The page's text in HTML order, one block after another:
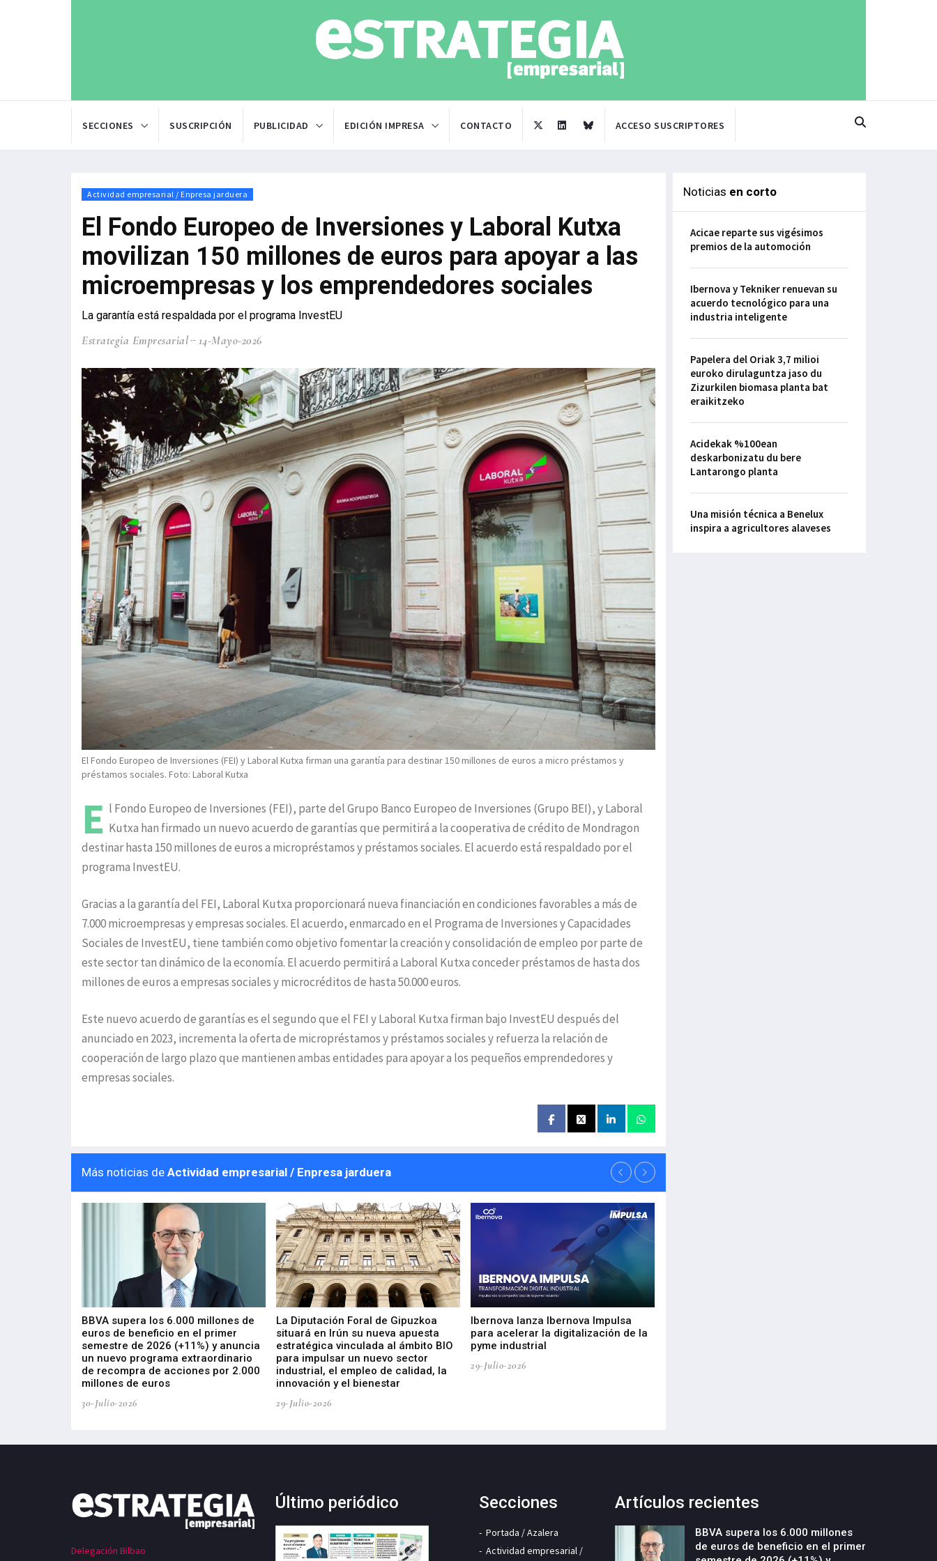
SECCIONES SUSCRIPCIÓN PUBLICIDAD EDICIÓN IMPRESA CONTACTO ACCESO SUSCRIPTORES
Actividad empresarial / Enpresa jarduera
El Fondo Europeo de Inversiones y Laboral Kutxa
movilizan 150 millones de euros para apoyar a las
microempresas y los emprendedores sociales
La garantía está respaldada por el programa InvestEU
Estrategia Empresarial 14-Mayo-2026
El Fondo Europeo de Inversiones (FEI) y Laboral Kutxa firman una garantía para destinar 150 millones de euros a micro préstamos y
préstamos sociales. Foto: Laboral Kutxa
E l Fondo Europeo de Inversiones (FEI), parte del Grupo Banco Europeo de Inversiones (Grupo BEI), y Laboral
Kutxa han firmado un nuevo acuerdo de garantías que permitirá a la cooperativa de crédito de Mondragon
destinar hasta 150 millones de euros a micropréstamos y préstamos sociales. El acuerdo está respaldado por el
programa InvestEU.
Gracias a la garantía del FEI, Laboral Kutxa proporcionará nueva financiación en condiciones favorables a más de
7.000 microempresas y empresas sociales. El acuerdo, enmarcado en el Programa de Inversiones y Capacidades
Sociales de InvestEU, tiene también como objetivo fomentar la creación y consolidación de empleo por parte de
este sector tan dinámico de la economía. El acuerdo permitirá a Laboral Kutxa conceder préstamos de hasta dos
millones de euros a empresas sociales y microcréditos de hasta 50.000 euros.
Este nuevo acuerdo de garantías es el segundo que el FEI y Laboral Kutxa firman bajo InvestEU después del
anunciado en 2023, incrementa la oferta de micropréstamos y préstamos sociales y refuerza la relación de
cooperación de largo plazo que mantienen ambas entidades para apoyar a los pequeños emprendedores y
empresas sociales.
Más noticias de Actividad empresarial / Enpresa jarduera
BBVA supera los 6.000 millones de
euros de beneficio en el primer
semestre de 2026 (+11%) y anuncia
un nuevo programa extraordinario
de recompra de acciones por 2.000
millones de euros
30-Julio-2026
La Diputación Foral de Gipuzkoa
situará en Irún su nueva apuesta
estratégica vinculada al ámbito BIO
para impulsar un nuevo sector
industrial, el empleo de calidad, la
innovación y el bienestar
29-Julio-2026
Ibernova lanza Ibernova Impulsa
para acelerar la digitalización de la
pyme industrial
29-Julio-2026
Noticias en corto
Acicae reparte sus vigésimos
premios de la automoción
Ibernova y Tekniker renuevan su
acuerdo tecnológico para una
industria inteligente
Papelera del Oriak 3,7 milioi
euroko dirulaguntza jaso du
Zizurkilen biomasa planta bat
eraikitzeko
Acidekak %100ean
deskarbonizatu du bere
Lantarongo planta
Una misión técnica a Benelux
inspira a agricultores alaveses
Delegación Bilbao
Último periódico Secciones
Portada / Azalera
Actividad empresarial /
Artículos recientes
BBVA supera los 6.000 millones
de euros de beneficio en el primer